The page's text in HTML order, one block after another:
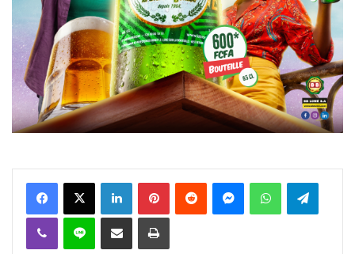
FacebookX Linkedin PinterestReddit MessengerWhatsAppTelegram
Viber Ligne Partager par email Imprimer